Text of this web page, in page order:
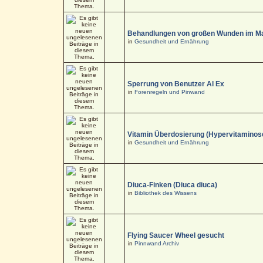
Behandlungen von großen Wunden im
in Gesundheit und Ernährung
Sperrung von Benutzer Al Ex
in Forenregeln und Pinwand
Vitamin Überdosierung
in Gesundheit und Ernährung
Diuca-Finken (Diuca diuca)
in Bibliothek des Wissens
Flying Saucer Wheel gesucht
in Pinnwand Archiv